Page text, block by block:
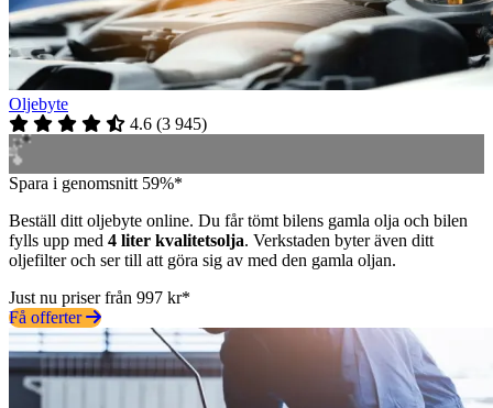
Oljebyte
4.6 (3 945)
Spara i genomsnitt 59%*
Beställ ditt oljebyte online. Du får tömt bilens gamla olja och bilen
fylls upp med 4 liter kvalitetsolja. Verkstaden byter även ditt
oljefilter och ser till att göra sig av med den gamla oljan.
Just nu priser från 997 kr*
Få offerter